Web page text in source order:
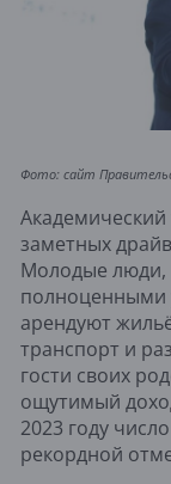
Фото: сайт
заметных
Молодые люди,
полноценными
арендуют
транспорт и
гости своих
ощутимый
2023 году
рекордной